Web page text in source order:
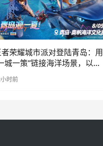
者荣耀城市派对登陆青岛：用
城一策”链接海洋场景，以双
时前